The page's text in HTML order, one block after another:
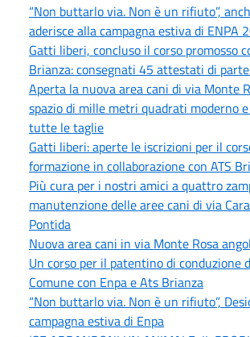
“Non buttarlo via. Non è un rifiuto”,
aderisce alla campagna estiva di ENPA
Gatti liberi, concluso il corso promosso
Brianza: consegnati 45 attestati di
Aperta la nuova area cani di via Monte
spazio di mille metri quadrati moderno
tutte le taglie
Gatti liberi: aperte le iscrizioni per il
formazione in collaborazione con ATS
Più cura per i nostri amici a quattro
manutenzione delle aree cani di via
Pontida
Nuova area cani in via Monte Rosa
Un corso per il patentino di conduzione
Comune con Enpa e Ats Brianza
“Non buttarlo via. Non è un rifiuto”,
campagna estiva di Enpa